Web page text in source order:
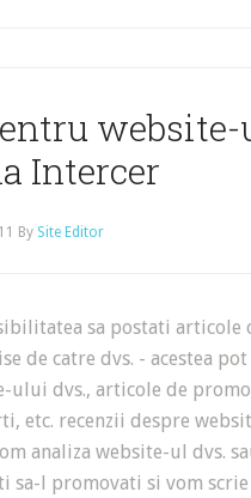
Intercer
By Site Editor
sa postati articole
de catre dvs. - acestea
ului dvs., articole de
etc. recenzii despre
analiza website-ul dvs.
sa-l promovati si vom